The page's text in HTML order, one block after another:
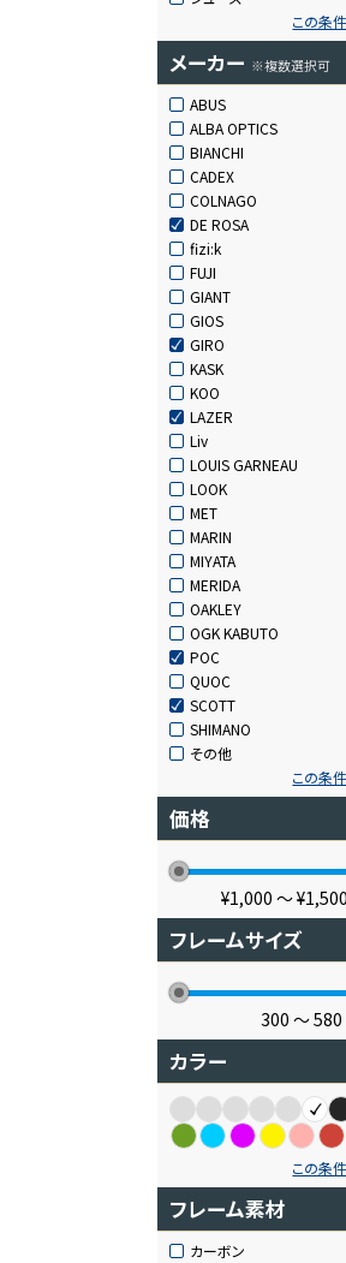
この条
メーカー ※複数選択可
ABUS
ALBA OPTICS
BIANCHI
CADEX
COLNAGO
DE ROSA
fizi:k
FUJI
GIANT
GIOS
GIRO
KASK
KOO
LAZER
Liv
LOUIS GARNEAU
LOOK
MET
MARIN
MIYATA
MERIDA
OAKLEY
OGK KABUTO
POC
QUOC
SCOTT
SHIMANO
その他
この条
価格
¥1,000 〜
フレームサイズ
300 〜580
カラー
この条
フレーム素材
カーボン